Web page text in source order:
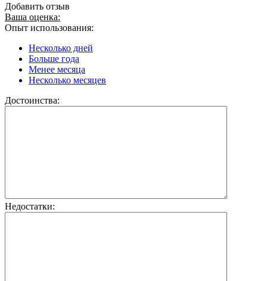
Добавить отзыв
Ваша оценка:
Опыт использования:
Несколько дней
Больше года
Менее месяца
Несколько месяцев
Достоинства:
Недостатки: